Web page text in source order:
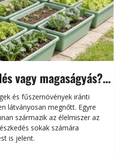
vagy magaságyás?
és fűszernövények iránti
látványosan megnőtt. Egyre
származik az élelmiszer az
sokak számára
is jelent.